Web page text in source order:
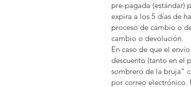
pre-pagada (estándar)
expira a los 5 días de
proceso de cambio o
cambio o devolución.
En caso de que el
descuento (tanto en el
sombrero de la bruja"
por correo electrónico.